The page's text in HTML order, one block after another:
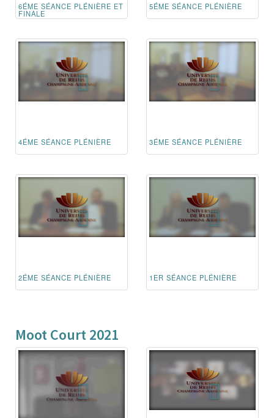
6ÉME SÉANCE PLÉNIÈRE ET
FINALE
5ÉME SÉANCE PLÉNIÈRE
4ÉME SÉANCE PLÉNIÈRE 3ÉME SÉANCE PLÉNIÈRE
2ÉME SÉANCE PLÉNIÈRE 1ER SÉANCE PLÉNIÈRE
Moot Court 2021